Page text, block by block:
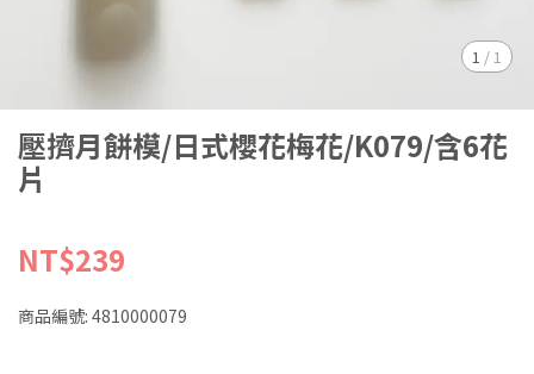
1 / 1
壓擠月餅模/日式櫻花梅花/K079/含6花
片
NT$239
商品編號: 4810000079